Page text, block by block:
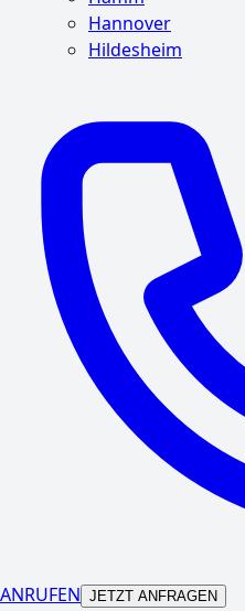
Hannover
Hildesheim
ANRUFEN JETZT ANFRAGEN